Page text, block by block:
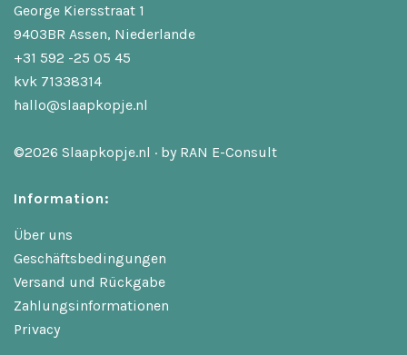
George Kiersstraat 1
9403BR Assen, Niederlande
+31 592 -25 05 45
kvk 71338314
hallo@slaapkopje.nl
©2026 Slaapkopje.nl · by RAN E-Consult
Information:
Über uns
Geschäftsbedingungen
Versand und Rückgabe
Zahlungsinformationen
Privacy